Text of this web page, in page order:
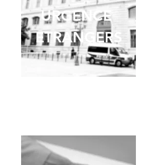
URGENCE
ETRANGERS